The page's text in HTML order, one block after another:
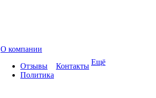
О компании
Отзывы
Политика
Контакты Ещё